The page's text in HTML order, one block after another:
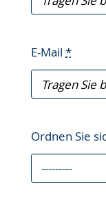
E-Mail *
Ordnen Sie